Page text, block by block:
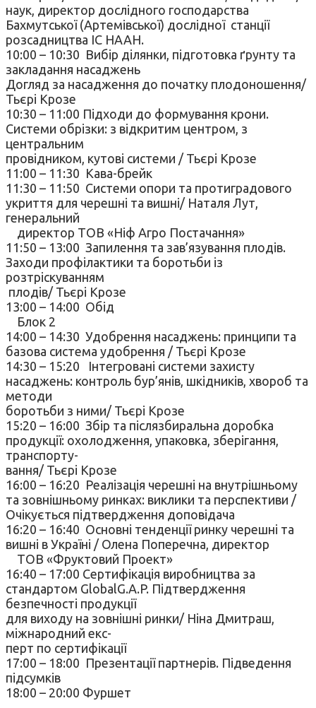
наук, директор дослідного господарства
Бахмутської (Артемівської) дослідної станції
розсадництва ІС НААН.
10:00 – 10:30 Вибір ділянки, підготовка ґрунту та
закладання насаджень
Догляд за насадження до початку плодоношення/
Тьєрі Крозе
10:30 – 11:00 Підходи до формування крони.
Системи обрізки: з відкритим центром, з
центральним
провідником, кутові системи / Тьєрі Крозе
11:00 – 11:30 Кава-брейк
11:30 – 11:50 Системи опори та протиградового
укриття для черешні та вишні/ Наталя Лут,
генеральний
директор ТОВ «Ніф Агро Постачання»
11:50 – 13:00 Запилення та зав’язування плодів.
Заходи профілактики та боротьби із
розтріскуванням
плодів/ Тьєрі Крозе
13:00 – 14:00 Обід
Блок 2
14:00 – 14:30 Удобрення насаджень: принципи та
базова система удобрення / Тьєрі Крозе
14:30 – 15:20 Інтегровані системи захисту
насаджень: контроль бур’янів, шкідників, хвороб та
методи
боротьби з ними/ Тьєрі Крозе
15:20 – 16:00 Збір та післязбиральна доробка
продукції: охолодження, упаковка, зберігання,
транспорту-
вання/ Тьєрі Крозе
16:00 – 16:20 Реалізація черешні на внутрішньому
та зовнішньому ринках: виклики та перспективи /
Очікується підтвердження доповідача
16:20 – 16:40 Основні тенденції ринку черешні та
вишні в Україні / Олена Поперечна, директор
ТОВ «Фруктовий Проект»
16:40 – 17:00 Сертифікація виробництва за
стандартом GlobalG.A.P. Підтвердження
безпечності продукції
для виходу на зовнішні ринки/ Ніна Дмитраш,
міжнародний екс-
перт по сертифікації
17:00 – 18:00 Презентації партнерів. Підведення
підсумків
18:00 – 20:00 Фуршет